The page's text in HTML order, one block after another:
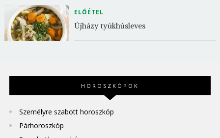
ELŐÉTEL
Újházy tyúkhúsleves
HOROSZKÓPOK
Személyre szabott horoszkóp
Párhoroszkóp